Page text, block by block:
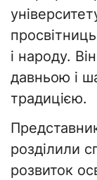
і народу.
давньою і
традицією.
розділили
розвиток